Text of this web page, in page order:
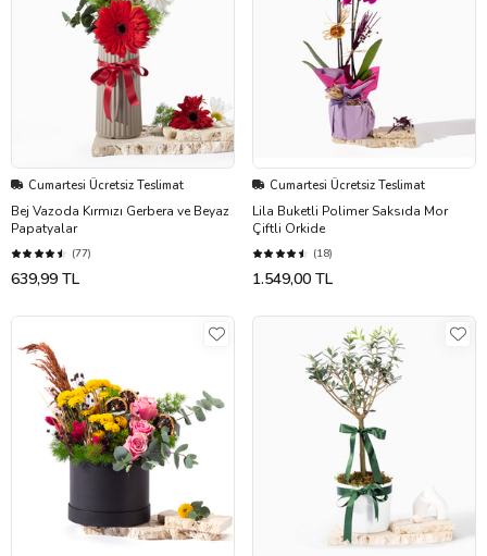
Cumartesi Ücretsiz Teslimat
Bej Vazoda Kırmızı Gerbera ve Beyaz
Papatyalar
(77)
639,99 TL
Cumartesi Ücretsiz Teslimat
Lila Buketli Polimer Saksıda Mor
Çiftli Orkide
(18)
1.549,00 TL